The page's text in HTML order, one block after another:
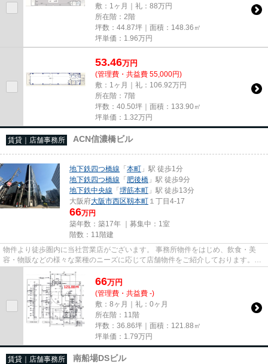
敷：1ヶ月｜礼：88万円
所在階：2階
坪数：44.87坪｜面積：148.36㎡
坪単価： 1.96万円
53.46万円
(管理費・共益費 55,000円)
敷：1ヶ月｜礼：106.92万円
所在階：7階
坪数：40.50坪｜面積：133.90㎡
坪単価： 1.32万円
賃貸｜店舗事務所 ACN信濃橋ビル
地下鉄四つ橋線 「本町 」駅 徒歩1分
地下鉄四つ橋線 「肥後橋 」駅 徒歩9分
地下鉄中央線 「堺筋本町 」駅 徒歩13分
大阪府大阪市西区靱本町 １丁目4-17
66万円
築年数：築17年 ｜募集中： 1室
階数：11階建
物件より徒歩圏内に当社営業店がございます。 事務所物件をはじめ、飲食・美
容・物販などの様々な業種のニーズに応じて店舗物件をご紹介しております。
尚、弊社ではおとり広告は一切...
66万円
(管理費・共益費 -)
敷：8ヶ月｜礼：0ヶ月
所在階：11階
坪数：36.86坪｜面積：121.88㎡
坪単価： 1.79万円
賃貸｜店舗事務所 南船場DSビル